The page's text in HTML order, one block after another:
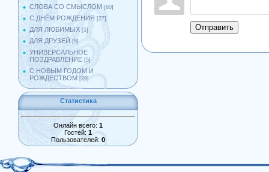
СЛОВА СО СМЫСЛОМ [60]
С ДНЁМ РОЖДЕНИЯ [27]
ДЛЯ ЛЮБИМЫХ [5]
ДЛЯ ДРУЗЕЙ [5]
УНИВЕРСАЛЬНОЕ
ПОЗДРАВЛЕНИЕ [5]
С НОВЫМ ГОДОМ И
РОЖДЕСТВОМ [29]
Статистика
Онлайн всего: 1
Гостей: 1
Пользователей: 0
Отправить